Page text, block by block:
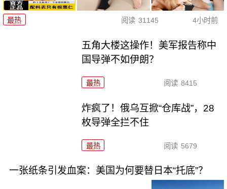
最热 阅读 31145 4小时前
五角大楼这操作！美军报告称中
国导弹不如伊朗？
最热 阅读 8415
炸疯了！俄乌互掀“仓库战”，28
枚导弹全拦不住
最热 阅读 5679
一张纸条引发血案：美国为何要替日本“托底”？